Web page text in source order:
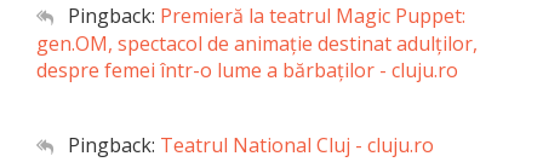
Pingback: Premieră la teatrul Magic Puppet:
gen.OM, spectacol de animație destinat adulților,
despre femei într-o lume a bărbaților - cluju.ro
Pingback: Teatrul National Cluj - cluju.ro